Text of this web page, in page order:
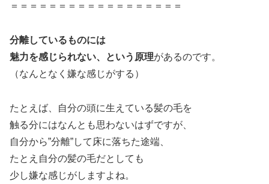
＝＝＝＝＝＝＝＝＝＝＝＝＝＝＝＝＝＝
分離しているものには
魅力を感じられない、という原理があるのです。
（なんとなく嫌な感じがする）
たとえば、自分の頭に生えている髪の毛を
触る分にはなんとも思わないはずですが、
自分から”分離”して床に落ちた途端、
たとえ自分の髪の毛だとしても
少し嫌な感じがしますよね。